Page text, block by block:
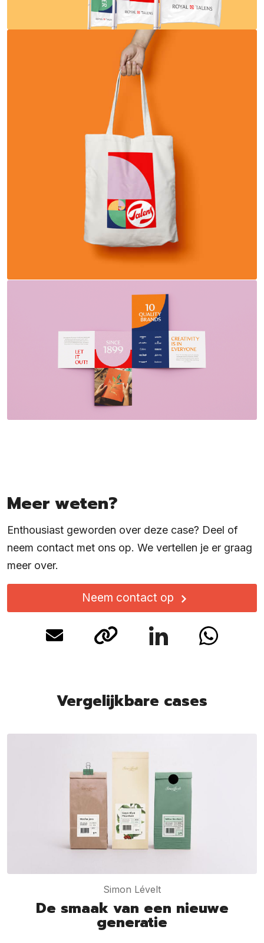
Meer weten?
Enthousiast geworden over deze case? Deel of
neem contact met ons op. We vertellen je er graag
meer over.
Neem contact op
Vergelijkbare cases
Simon Lévelt
De smaak van een nieuwe
generatie